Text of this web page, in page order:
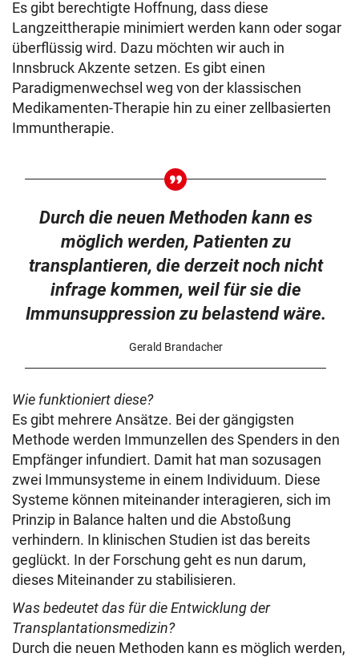
Es gibt berechtigte Hoffnung, dass diese
Langzeittherapie minimiert werden kann oder sogar
überflüssig wird. Dazu möchten wir auch in
Innsbruck Akzente setzen. Es gibt einen
Paradigmenwechsel weg von der klassischen
Medikamenten-Therapie hin zu einer zellbasierten
Immuntherapie.
Durch die neuen Methoden kann es
möglich werden, Patienten zu
transplantieren, die derzeit noch nicht
infrage kommen, weil für sie die
Immunsuppression zu belastend wäre.
Gerald Brandacher
Wie funktioniert diese?
Es gibt mehrere Ansätze. Bei der gängigsten
Methode werden Immunzellen des Spenders in den
Empfänger infundiert. Damit hat man sozusagen
zwei Immunsysteme in einem Individuum. Diese
Systeme können miteinander interagieren, sich im
Prinzip in Balance halten und die Abstoßung
verhindern. In klinischen Studien ist das bereits
geglückt. In der Forschung geht es nun darum,
dieses Miteinander zu stabilisieren.
Was bedeutet das für die Entwicklung der
Transplantationsmedizin?
Durch die neuen Methoden kann es möglich werden,